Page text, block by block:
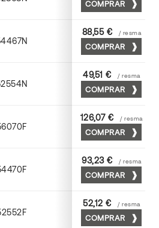
COMPRAR
65 x 90
88,55 € / resma
COMPRAR
52 x 70
49,51 € / resma
COMPRAR
70 x 100
126,07 € / resma
COMPRAR
70 x 100
93,23 € / resma
COMPRAR
52 x 70
52,12 € / resma
COMPRAR